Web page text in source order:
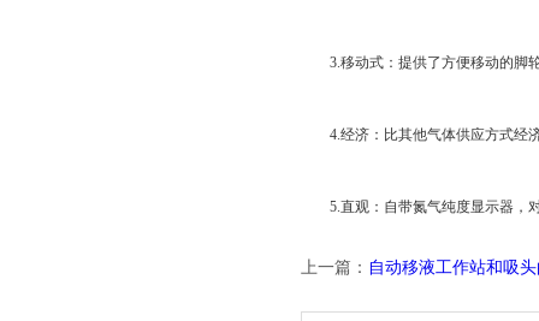
3.移动式：提供了方便移动的脚轮
4.经济：比其他气体供应方式经
5.直观：自带氮气纯度显示器，
上一篇： 自动移液工作站和吸